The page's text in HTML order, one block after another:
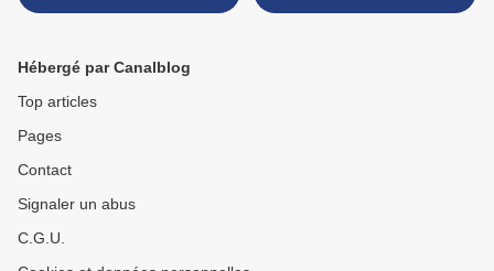
avec "Stay"
"Telemóveis" >
Hébergé par Canalblog
Top articles
Pages
Contact
Signaler un abus
C.G.U.